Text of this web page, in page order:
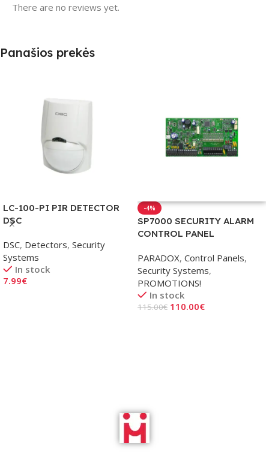
There are no reviews yet.
Panašios prekės
LC-100-PI PIR DETECTOR
DSC
DSC, Detectors, Security
Systems
In stock
7.99€
-4%
SP7000 SECURITY ALARM
CONTROL PANEL
PARADOX, Control Panels,
Security Systems,
PROMOTIONS!
In stock
115.00€ 110.00€